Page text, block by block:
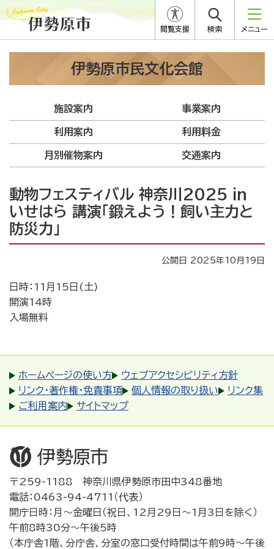
閲覧支援 検索 メニュー
伊勢原市民文化会館
施設案内 事業案内
利用案内 利用料金
月別催物案内 交通案内
動物フェスティバル 神奈川2025 in
いせはら 講演「鍛えよう！飼い主力と
防災力」
公開日 2025年10月19日
日時：11月15日(土)
開演14時
入場無料
ホームページの使い方
ウェブアクセシビリティ方針
リンク・著作権・免責事項
個人情報の取り扱い
リンク集
ご利用案内
サイトマップ
〒259-1188 神奈川県伊勢原市田中348番地
電話：0463-94-4711（代表）
開庁日時：月～金曜日（祝日、12月29日～1月3日を除く）
午前8時30分～午後5時
（本庁舎1階、分庁舎、分室の窓口受付時間は午前9時～午後